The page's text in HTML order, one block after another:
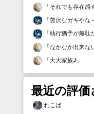
「それでも存在
「贅沢なガキやな
「執行猶予が無駄
「なかなか出来な
「大大家族♪ 」
最近の評
れこば